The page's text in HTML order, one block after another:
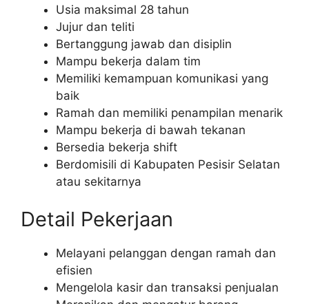
Usia maksimal 28 tahun
Jujur dan teliti
Bertanggung jawab dan disiplin
Mampu bekerja dalam tim
Memiliki kemampuan komunikasi yang
baik
Ramah dan memiliki penampilan menarik
Mampu bekerja di bawah tekanan
Bersedia bekerja shift
Berdomisili di Kabupaten Pesisir Selatan
atau sekitarnya
Detail Pekerjaan
Melayani pelanggan dengan ramah dan
efisien
Mengelola kasir dan transaksi penjualan